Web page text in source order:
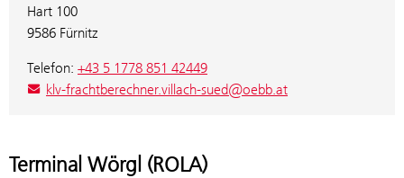
Hart 100
9586 Fürnitz
Telefon: +43 5 1778 851 42449
klv-frachtberechner.villach-sued@oebb.at
Terminal Wörgl (ROLA)